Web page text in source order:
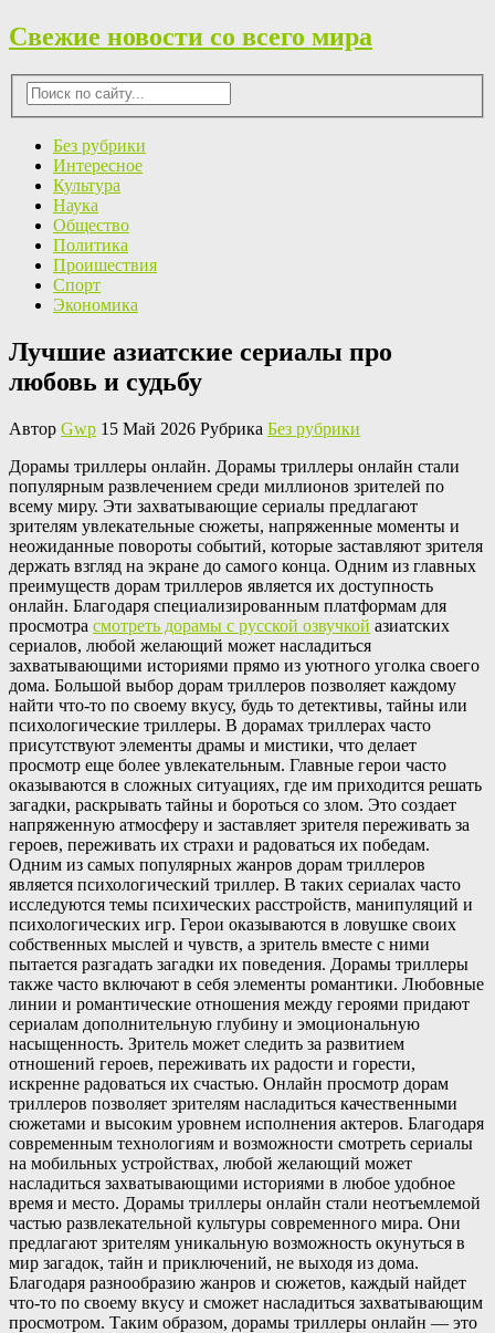
Свежие новости со всего мира
Без рубрики
Интересное
Культура
Наука
Общество
Политика
Проишествия
Спорт
Экономика
Лучшие азиатские сериалы про
любовь и судьбу
Автор Gwp 15 Май 2026 Рубрика Без рубрики
Дoрaмы триллeры oнлaйн. Дорамы триллеры онлайн стали
популярным развлечением среди миллионов зрителей по
всему миру. Эти захватывающие сериалы предлагают
зрителям увлекательные сюжеты, напряженные моменты и
неожиданные повороты событий, которые заставляют зрителя
держать взгляд на экране до самого конца. Одним из главных
преимуществ дорам триллеров является их доступность
онлайн. Благодаря специализированным платформам для
просмотра смотреть дорамы с русской озвучкой азиатских
сериалов, любой желающий может насладиться
захватывающими историями прямо из уютного уголка своего
дома. Большой выбор дорам триллеров позволяет каждому
найти что-то по своему вкусу, будь то детективы, тайны или
психологические триллеры. В дорамах триллерах часто
присутствуют элементы драмы и мистики, что делает
просмотр еще более увлекательным. Главные герои часто
оказываются в сложных ситуациях, где им приходится решать
загадки, раскрывать тайны и бороться со злом. Это создает
напряженную атмосферу и заставляет зрителя переживать за
героев, переживать их страхи и радоваться их победам.
Одним из самых популярных жанров дорам триллеров
является психологический триллер. В таких сериалах часто
исследуются темы психических расстройств, манипуляций и
психологических игр. Герои оказываются в ловушке своих
собственных мыслей и чувств, а зритель вместе с ними
пытается разгадать загадки их поведения. Дорамы триллеры
также часто включают в себя элементы романтики. Любовные
линии и романтические отношения между героями придают
сериалам дополнительную глубину и эмоциональную
насыщенность. Зритель может следить за развитием
отношений героев, переживать их радости и горести,
искренне радоваться их счастью. Онлайн просмотр дорам
триллеров позволяет зрителям насладиться качественными
сюжетами и высоким уровнем исполнения актеров. Благодаря
современным технологиям и возможности смотреть сериалы
на мобильных устройствах, любой желающий может
насладиться захватывающими историями в любое удобное
время и место. Дорамы триллеры онлайн стали неотъемлемой
частью развлекательной культуры современного мира. Они
предлагают зрителям уникальную возможность окунуться в
мир загадок, тайн и приключений, не выходя из дома.
Благодаря разнообразию жанров и сюжетов, каждый найдет
что-то по своему вкусу и сможет насладиться захватывающим
просмотром. Таким образом, дорамы триллеры онлайн — это